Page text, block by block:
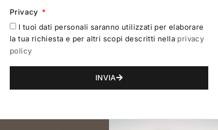
Privacy
I tuoi dati personali saranno utilizzati per elaborare
la tua richiesta e per altri scopi descritti nella privacy
policy
INVIA